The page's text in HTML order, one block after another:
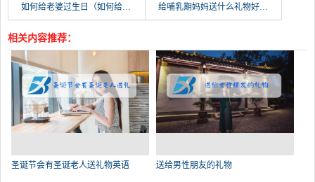
如何给老婆过生日（如何给老婆过生日方案）
给哺乳期妈妈送什么礼物好（送给哺乳期老婆的礼物）
相关内容推荐：
圣诞节会有圣诞老人送礼物英语 送给男性朋友的礼物